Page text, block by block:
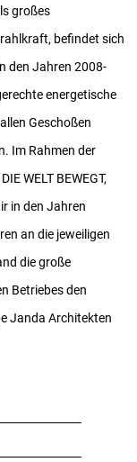
großes
befindet sich
den Jahren 2008-
energetische
Geschoßen
Im Rahmen der
WELT BEWEGT,
in den Jahren
an die jeweiligen
die große
Betriebes den
Janda Architekten